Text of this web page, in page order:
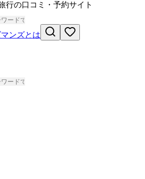
行の口コミ・予約サイト
ンズとは